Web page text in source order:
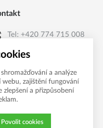
Tel: +420 774 715 008
E-mail:
a analýze
zajištění fungování
zlepšení a přizpůsobení
Povolit cookies